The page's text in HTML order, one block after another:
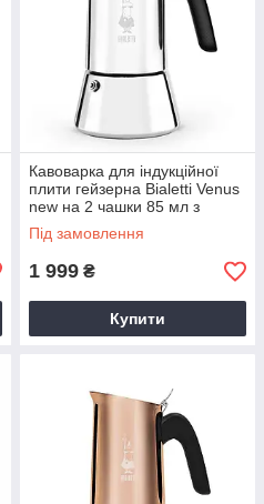
Кавоварка для індукційної
плити гейзерна Bialetti Venus
new на 2 чашки 85 мл з
нержавійки для приготування
кави
Під замовлення
1 999 ₴
Купити